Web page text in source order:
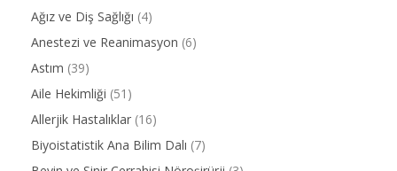
Ağız ve Diş Sağlığı (4)
Anestezi ve Reanimasyon (6)
Astım (39)
Aile Hekimliği (51)
Allerjik Hastalıklar (16)
Biyoistatistik Ana Bilim Dalı (7)